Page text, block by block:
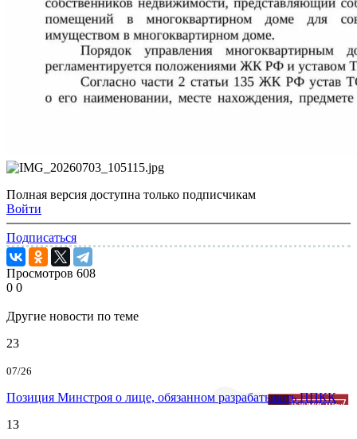
Полная версия доступна только подписчикам
Войти
Подписаться
Просмотров 608
0 0
Другие новости по теме
23
07/26
Позиция Минстроя о лице, обязанном разрабатывать ППКК
13